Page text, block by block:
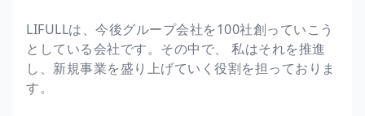
LIFULLは、今後グループ会社を100社創っていこう
としている会社です。その中で、 私はそれを推進
し、新規事業を盛り上げていく役割を担っておりま
す。